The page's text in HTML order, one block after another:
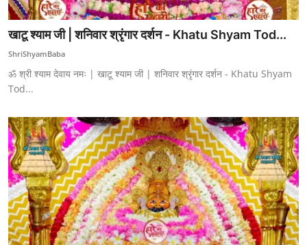
खाटू श्याम जी | शनिवार श्रृंगार दर्शन - Khatu Shyam Tod...
ShriShyamBaba
ॐ श्री श्याम देवाय नमः | खाटू श्याम जी | शनिवार श्रृंगार दर्शन - Khatu Shyam
Tod...